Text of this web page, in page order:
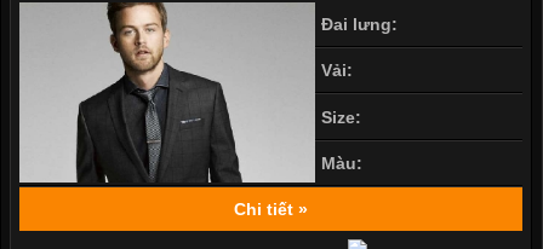
Đai lưng:
Vải:
Size:
Màu:
Chi tiết »